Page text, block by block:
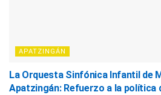
APATZINGÁN
La Orquesta Sinfónica Infantil de
Apatzingán: Refuerzo a la política